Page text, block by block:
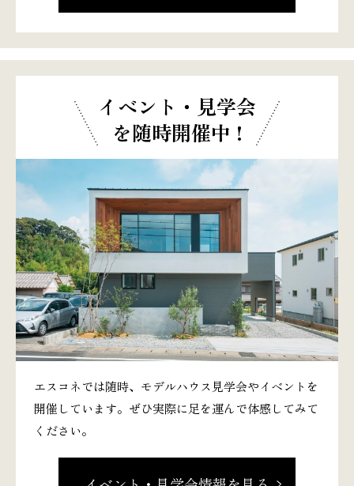
イベント・見学会
を随時開催中 !
エスコネでは随時、モデルハウス見学会やイベントを
開催しています。ぜひ実際に足を運んで体感してみて
ください。